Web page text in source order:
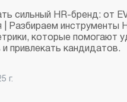
сильный HR-бренд: от
| Разбираем инструменты
которые помогают
привлекать кандидатов.
г.